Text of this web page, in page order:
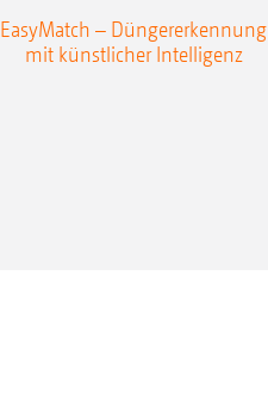
EasyMatch – Düngererkennung
mit künstlicher Intelligenz